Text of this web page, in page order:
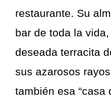
restaurante. Su
bar de toda la
deseada terracita
sus azarosos
también esa “casa